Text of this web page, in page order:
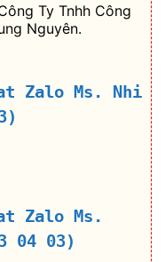
Ty Tnhh Công
Nguyên.
Zalo Ms. Nhi
Zalo Ms.
04 03)